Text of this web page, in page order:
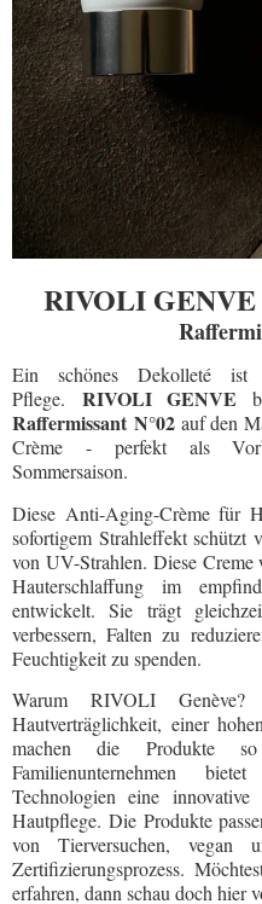
RIVOLI GENVE
Ein schönes Dekolleté
Pflege. RIVOLI GENVE
Raffermissant N°02auf den
Crème -perfekt als
Sommersaison.
Diese Anti-Aging-Crème für
sofortigem Strahleffekt schützt
von UV-Strahlen. Diese Creme
Hauterschlaffung im
entwickelt. Sie trägt
verbessern, Falten zu
Feuchtigkeit zu spenden.
Warum RIVOLI
Hautverträglichkeit, einer
machen die Produkte
Familienunternehmen
Technologien eine
Hautpflege. Die Produkte
von Tierversuchen, vegan
Zertifizierungsprozess.
erfahren, dann schau doch hier